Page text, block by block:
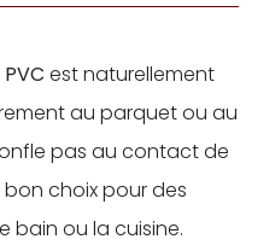
est naturellement
au parquet ou au
pas au contact de
bon choix pour des
bain ou la cuisine.